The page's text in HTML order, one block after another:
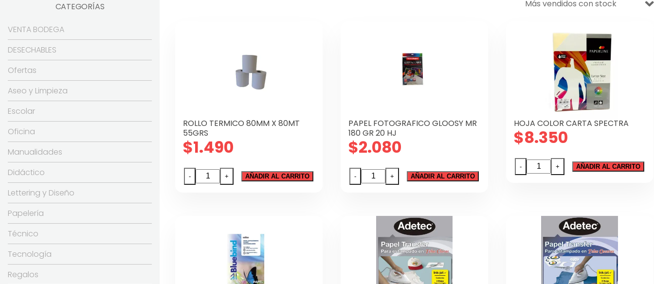
CATEGORÍAS
VENTA BODEGA
DESECHABLES
Ofertas
Aseo y Limpieza
Escolar
Oficina
Manualidades
Didáctico
Lettering y Diseño
Papelería
Técnico
Tecnología
Regalos
ROLLO TERMICO 80MM X 80MT
55GRS
$1.490
-
ROLLO
TERMICO
cantidad
+ AÑADIR AL CARRITO
PAPEL FOTOGRAFICO GLOOSY MR
180 GR 20 HJ
$2.080
-
PAPEL
FOTOGRAFICO
cantidad
+ AÑADIR AL CARRITO
HOJA COLOR CARTA SPECTRA
$8.350
-
HOJA
COLOR
cantidad
+ AÑADIR AL CARRITO